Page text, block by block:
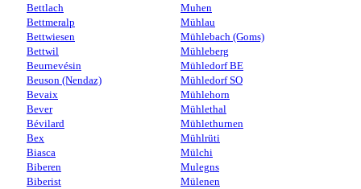
Bettlach
Bettmeralp
Bettwiesen
Bettwil
Beurnevésin
Beuson (Nendaz)
Bevaix
Bever
Bévilard
Bex
Biasca
Biberen
Biberist
Muhen
Mühlau
Mühlebach (Goms)
Mühleberg
Mühledorf BE
Mühledorf SO
Mühlehorn
Mühlethal
Mühlethurnen
Mühlrüti
Mülchi
Mulegns
Mülenen